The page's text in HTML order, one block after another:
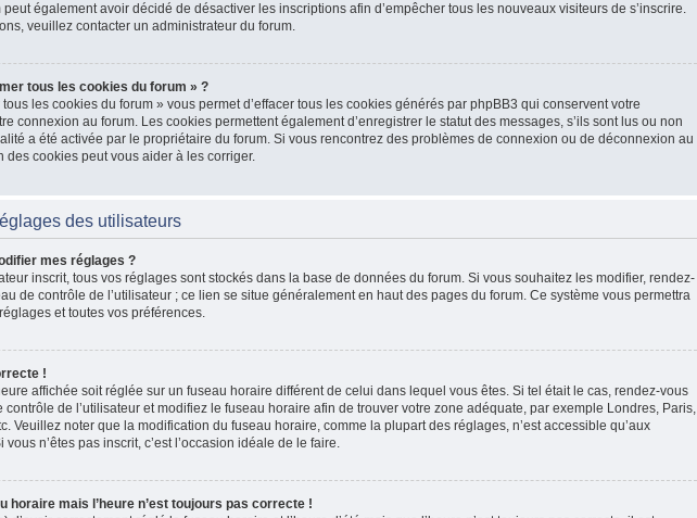
également avoir décidé de désactiver les inscriptions afin d’empêcher tous les nouveaux visiteurs de s’inscrire.
veuillez contacter un administrateur du forum.
tous les cookies du forum » ?
tous les cookies du forum » vous permet d’effacer tous les cookies générés par phpBB3 qui conservent votre
connexion au forum. Les cookies permettent également d’enregistrer le statut des messages, s’ils sont lus ou non
a été activée par le propriétaire du forum. Si vous rencontrez des problèmes de connexion ou de déconnexion au
des cookies peut vous aider à les corriger.
des utilisateurs
mes réglages ?
inscrit, tous vos réglages sont stockés dans la base de données du forum. Si vous souhaitez les modifier, rendez-
de contrôle de l’utilisateur ; ce lien se situe généralement en haut des pages du forum. Ce système vous permettra
et toutes vos préférences.
!
affichée soit réglée sur un fuseau horaire différent de celui dans lequel vous êtes. Si tel était le cas, rendez-vous
contrôle de l’utilisateur et modifiez le fuseau horaire afin de trouver votre zone adéquate, par exemple Londres, Paris,
Veuillez noter que la modification du fuseau horaire, comme la plupart des réglages, n’est accessible qu’aux
n’êtes pas inscrit, c’est l’occasion idéale de le faire.
horaire mais l’heure n’est toujours pas correcte !